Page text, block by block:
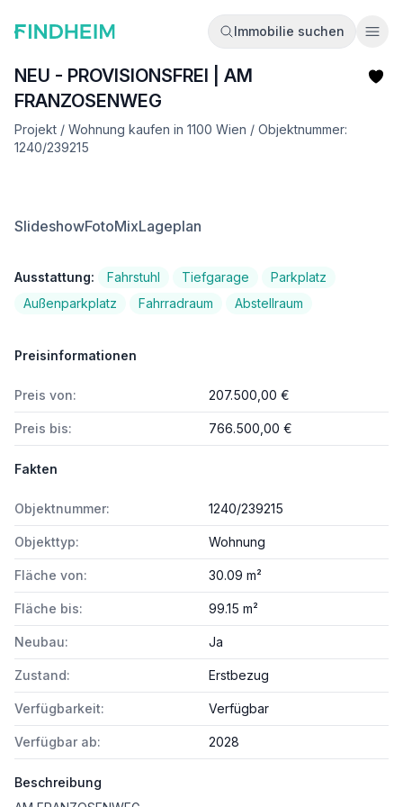
Immobilie suchen
NEU - PROVISIONSFREI | AM
FRANZOSENWEG
Projekt / Wohnung kaufen in 1100 Wien / Objektnummer:
1240/239215
SlideshowFotoMixLageplan
Ausstattung: Fahrstuhl Tiefgarage
Parkplatz
Außenparkplatz
Fahrradraum Abstellraum
Preisinformationen
Preis von: 207.500,00 €
Preis bis: 766.500,00 €
Fakten
Objektnummer: 1240/239215
Objekttyp: Wohnung
Fläche von: 30.09 m²
Fläche bis: 99.15 m²
Neubau: Ja
Zustand: Erstbezug
Verfügbarkeit: Verfügbar
Verfügbar ab: 2028
Beschreibung